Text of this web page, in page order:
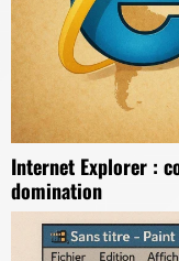
Internet Explorer :
domination